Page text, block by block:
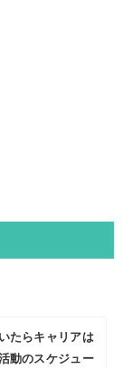
たらキャリアは
動のスケジュー